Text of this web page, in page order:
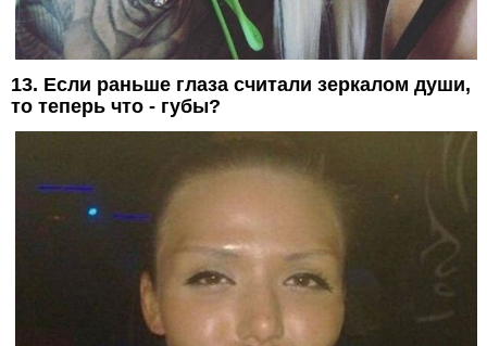
13. Если раньше глаза считали зеркалом души,
то теперь что - губы?